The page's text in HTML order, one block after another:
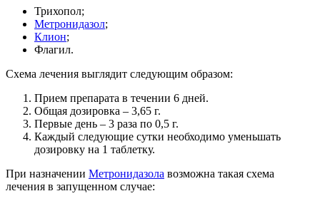
Трихопол;
Метронидазол;
Клион;
Флагил.
Схема лечения выглядит следующим образом:
Прием препарата в течении 6 дней.
Общая дозировка – 3,65 г.
Первые день – 3 раза по 0,5 г.
Каждый следующие сутки необходимо уменьшать
дозировку на 1 таблетку.
При назначении Метронидазола возможна такая схема
лечения в запущенном случае: